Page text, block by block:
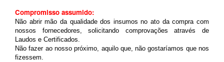
Compromisso assumido:
Não abrir mão da qualidade dos insumos no ato da compra com
nossos fornecedores, solicitando comprovações através de
Laudos e Certificados.
Não fazer ao nosso próximo, aquilo que, não gostaríamos que nos
fizessem.